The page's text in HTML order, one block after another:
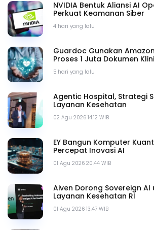
4 hari yang lalu
NVIDIA Bentuk Aliansi AI
Perkuat Keamanan Siber
5 hari yang lalu
Guardoc Gunakan
Proses 1 Juta Dokumen
02 Agu 2026 14.12 WIB
Agentic Hospital, Strategi
Layanan Kesehatan
01 Agu 2026 20.44 WIB
EY Bangun Komputer
Percepat Inovasi AI
01 Agu 2026 13.47 WIB
Aiven Dorong Sovereign AI
Layanan Kesehatan RI